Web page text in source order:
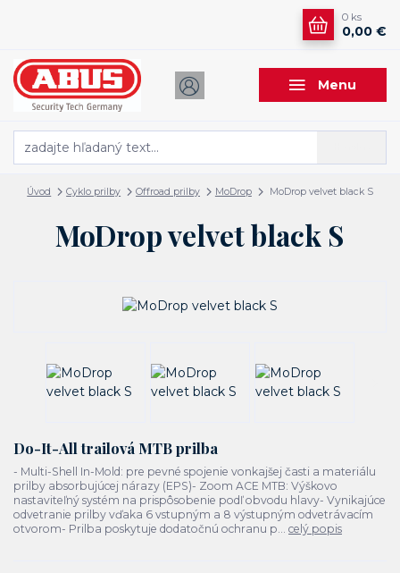
Menu
0 ks
0,00 €
Úvod Cyklo prilby Offroad prilby MoDrop MoDrop velvet black S
MoDrop velvet black S
Do-It-All trailová MTB prilba
- Multi-Shell In-Mold: pre pevné spojenie vonkajšej časti a materiálu
prilby absorbujúcej nárazy (EPS)- Zoom ACE MTB: Výškovo
nastaviteľný systém na prispôsobenie podľ obvodu hlavy- Vynikajúce
odvetranie prilby vďaka 6 vstupným a 8 výstupným odvetrávacím
otvorom- Prilba poskytuje dodatočnú ochranu p... celý popis